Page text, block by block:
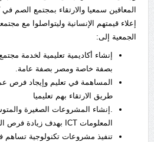
المعاقين سمعيا والارتقاء بمجتمع الصم
إعلاء قيمتهم الإنسانية وليتواصلوا مع
الجمعية إلى:
إنشاء أكاديمية تعليمية لخدمة
بصفة خاصة ومصر بصفة عامة.
المساهمة في تعليم وإيجاد فرص
طريق الارتقاء بهم تعليميا
.إنشاء المشروعات الصغيرة
المعلومات ICT بهدف زيادة فرص العمل لمجتمع الصم.
تنفيذ مشروعات تكنولوجية